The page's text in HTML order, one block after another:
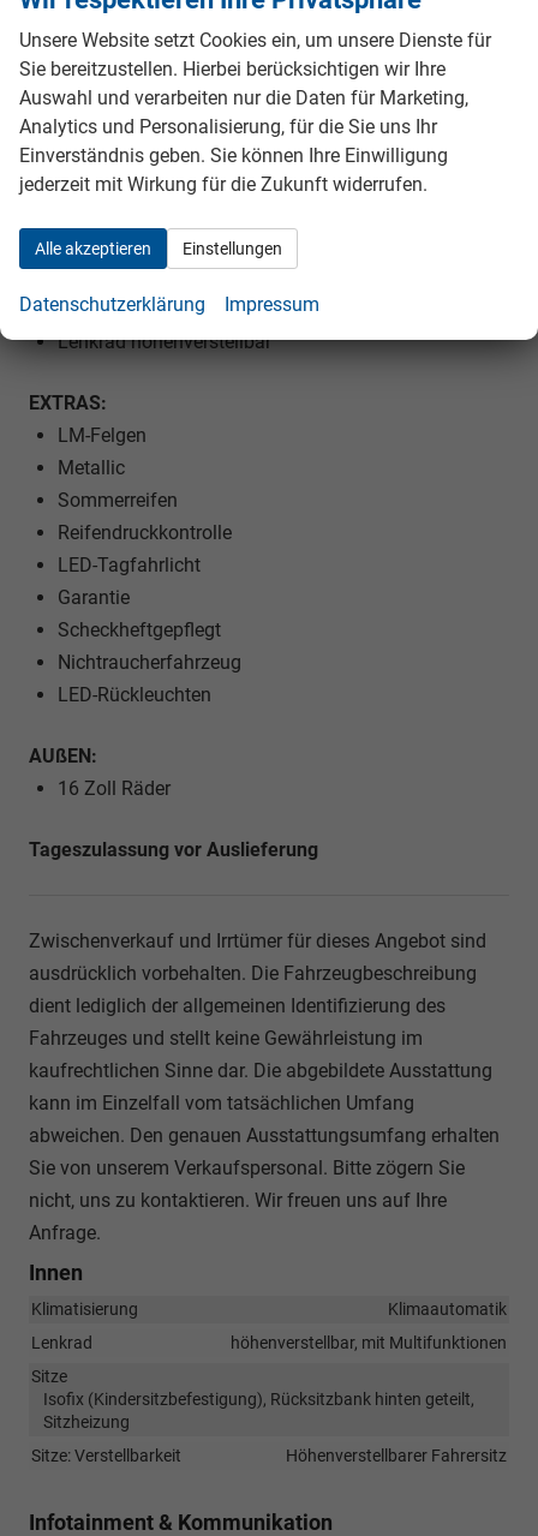
INNENAUSSTATTUNG UND KOMFORT:
Zentralverriegelung mit Funk
Außenspiegel elektrisch verstellbar
Außenspiegel beheizbar
Elektrische Fensterheber vorne und hinten
Fahrersitz höhenverstellbar
Kindersitzvorbereitung (ISOFIX)
Rücksitzbank teilbar
Lenkrad höhenverstellbar
EXTRAS:
LM-Felgen
Metallic
Sommerreifen
Reifendruckkontrolle
LED-Tagfahrlicht
Garantie
Scheckheftgepflegt
Nichtraucherfahrzeug
LED-Rückleuchten
AUßEN:
16 Zoll Räder
Tageszulassung vor Auslieferung
Zwischenverkauf und Irrtümer für dieses Angebot sind
ausdrücklich vorbehalten. Die Fahrzeugbeschreibung
dient lediglich der allgemeinen Identifizierung des
Fahrzeuges und stellt keine Gewährleistung im
kaufrechtlichen Sinne dar. Die abgebildete Ausstattung
kann im Einzelfall vom tatsächlichen Umfang
abweichen. Den genauen Ausstattungsumfang erhalten
Sie von unserem Verkaufspersonal. Bitte zögern Sie
nicht, uns zu kontaktieren. Wir freuen uns auf Ihre
Anfrage.
Innen
Klimatisierung
Klimaautomatik
Lenkrad
höhenverstellbar, mit Multifunktionen
Sitze
Isofix (Kindersitzbefestigung), Rücksitzbank hinten geteilt,
Sitzheizung
Sitze: Verstellbarkeit
Höhenverstellbarer Fahrersitz
Infotainment & Kommunikation
Unsere Website setzt Cookies ein, um unsere Dienste für
Sie bereitzustellen. Hierbei berücksichtigen wir Ihre
Auswahl und verarbeiten nur die Daten für Marketing,
Analytics und Personalisierung, für die Sie uns Ihr
Einverständnis geben. Sie können Ihre Einwilligung
jederzeit mit Wirkung für die Zukunft widerrufen.
Alle akzeptieren Einstellungen
Datenschutzerklärung Impressum